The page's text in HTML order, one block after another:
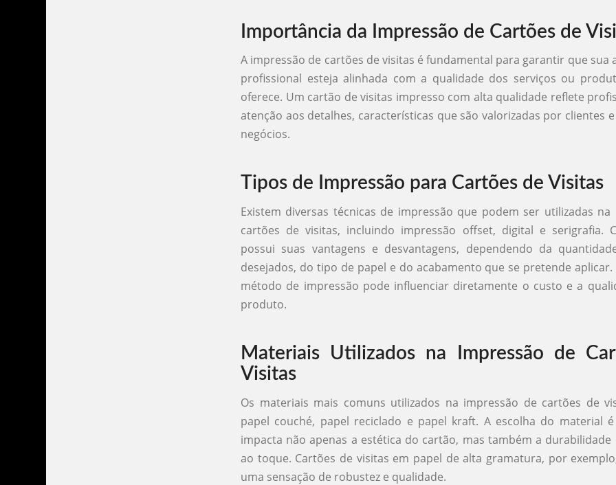
Importância da Impressão de Cartões de
A impressão de cartões de visitas é fundamental para garantir que sua
profissional esteja alinhada com a qualidade dos serviços ou
oferece. Um cartão de visitas impresso com alta qualidade reflete
atenção aos detalhes, características que são valorizadas por clientes
negócios.
Tipos de Impressão para Cartões de Visitas
Existem diversas técnicas de impressão que podem ser utilizadas
cartões de visitas, incluindo impressão offset, digital e serigrafia.
possui suas vantagens e desvantagens, dependendo da
desejados, do tipo de papel e do acabamento que se pretende aplicar.
método de impressão pode influenciar diretamente o custo e a
produto.
Materiais Utilizados na Impressão de
Visitas
Os materiais mais comuns utilizados na impressão de cartões de
papel couché, papel reciclado e papel kraft. A escolha do material
impacta não apenas a estética do cartão, mas também a durabilidade
ao toque. Cartões de visitas em papel de alta gramatura, por
uma sensação de robustez e qualidade.